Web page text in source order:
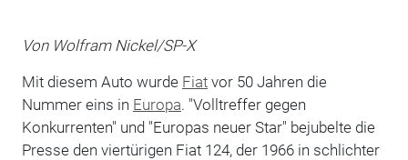
Von Wolfram Nickel/SP-X
Mit diesem Auto wurde Fiatvor 50 Jahren die
Nummer eins in Europa. "Volltreffer gegen
Konkurrenten" und "Europas neuer Star" bejubelte die
Presse den viertürigen Fiat 124, der 1966 in schlichter